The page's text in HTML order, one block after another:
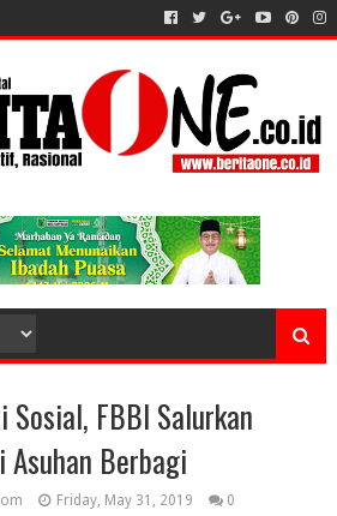
FBBI Salurkan
Berbagi
Friday, May 31, 2019 0